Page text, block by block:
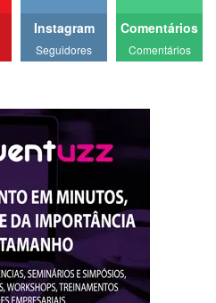
Instagram
Seguidores
Comentários
Comentários